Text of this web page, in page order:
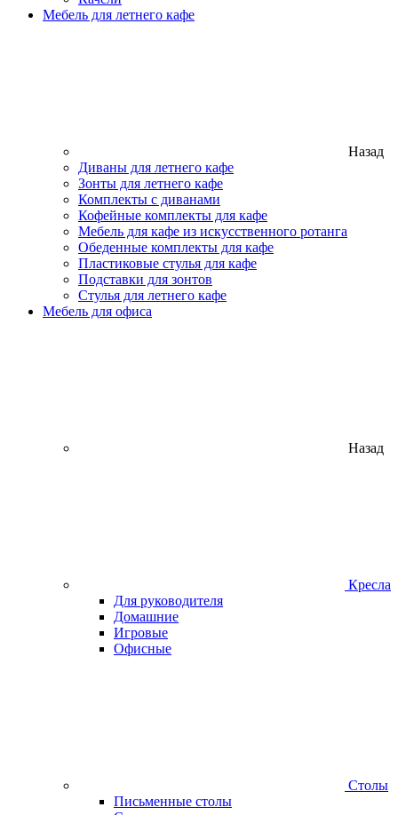
Мебель для летнего кафе
Назад
Диваны для летнего кафе
Зонты для летнего кафе
Комплекты с диванами
Кофейные комплекты для кафе
Мебель для кафе из искусственного ротанга
Обеденные комплекты для кафе
Пластиковые стулья для кафе
Подставки для зонтов
Стулья для летнего кафе
Мебель для офиса
Назад
Кресла
Для руководителя
Домашние
Игровые
Офисные
Столы
Письменные столы